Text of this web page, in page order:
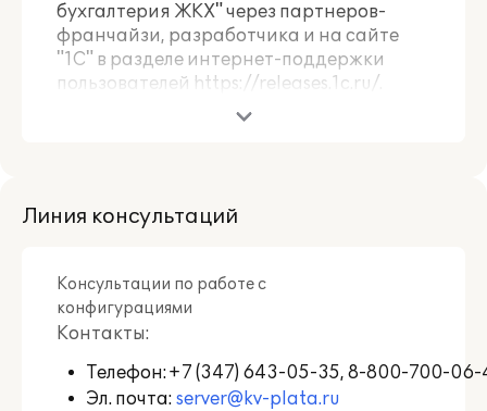
Линия консультаций
Консультации по работе с
конфигурациями
Контакты:
Телефон:+7 (347) 643-05-35, 8-800-700-06-
Эл. почта: server@kv-plata.ru
бухгалтерия ЖКХ" через партнеров-
франчайзи, разработчика и на сайте
"1С" в разделе интернет-поддержки
пользователей https://releases.1c.ru/
используемого отраслевого
программного продукта, путем
пользователякачества решения,
качества его сопровождения, а также
высказывая свои пожелания и
Также предоставляется возможность